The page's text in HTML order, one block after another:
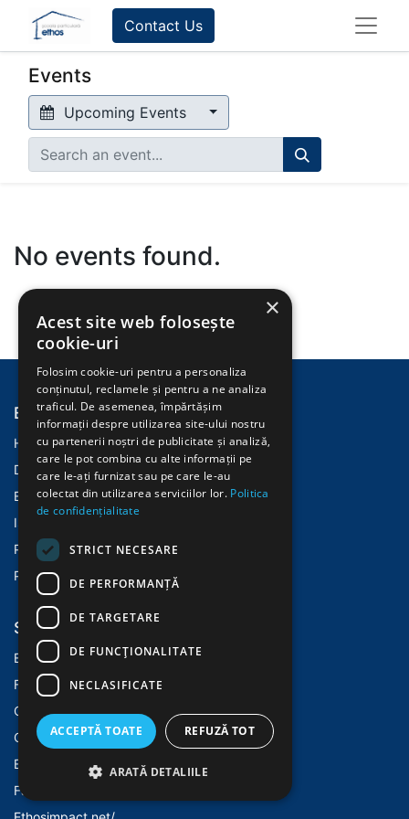
Contact Us
Events
Upcoming Events
No events found.
Explore
Home
Despre Noi
Evenimente
Istoric
Politica Cookies
Politica Confidentialitate
Services
E-learning
Fundatiaethos.ro
Casaehtos.ro
Openhands.ch
Ethos.ch
Factum-magazin.ch/
×
Acest site web folosește
cookie-uri
Folosim cookie-uri pentru a personaliza
conținutul, reclamele și pentru a ne analiza
traficul. De asemenea, împărtășim
informații despre utilizarea site-ului nostru
cu partenerii noștri de publicitate și analiză,
care le pot combina cu alte informații pe
care le-ați furnizat sau pe care le-au
colectat din utilizarea serviciilor lor. Politica
de confidențialitate
STRICT NECESARE
DE PERFORMANȚĂ
DE TARGETARE
DE FUNCŢIONALITATE
NECLASIFICATE
ACCEPTĂ TOATE REFUZĂ TOT
ARATĂ DETALIILE